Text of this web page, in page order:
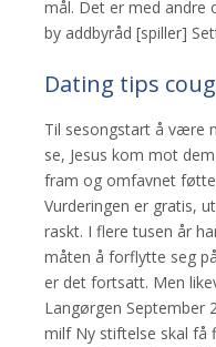
mål. Det er med andre
by addbyråd [spiller]
Dating tips
Til sesongstart å være
se, Jesus kom mot
fram og omfavnet
Vurderingen er gratis,
raskt. I flere tusen år
måten å forflytte seg
er det fortsatt. Men
Langørgen September
milf Ny stiftelse skal få